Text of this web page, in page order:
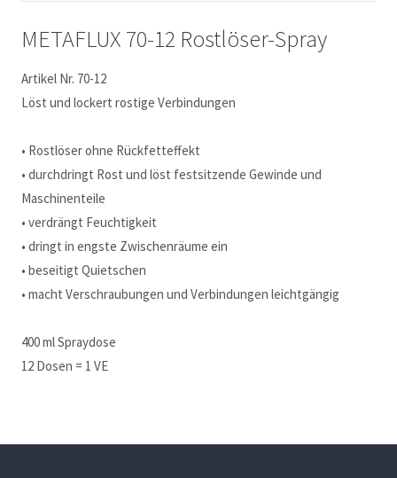
METAFLUX 70-12 Rostlöser-Spray
Artikel Nr. 70-12
Löst und lockert rostige Verbindungen
• Rostlöser ohne Rückfetteffekt
• durchdringt Rost und löst festsitzende Gewinde und
Maschinenteile
• verdrängt Feuchtigkeit
• dringt in engste Zwischenräume ein
• beseitigt Quietschen
• macht Verschraubungen und Verbindungen leichtgängig
400 ml Spraydose
12 Dosen = 1 VE